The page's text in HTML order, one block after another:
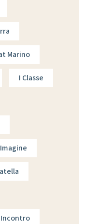
Marino
I Classe
Imagine
Incontro